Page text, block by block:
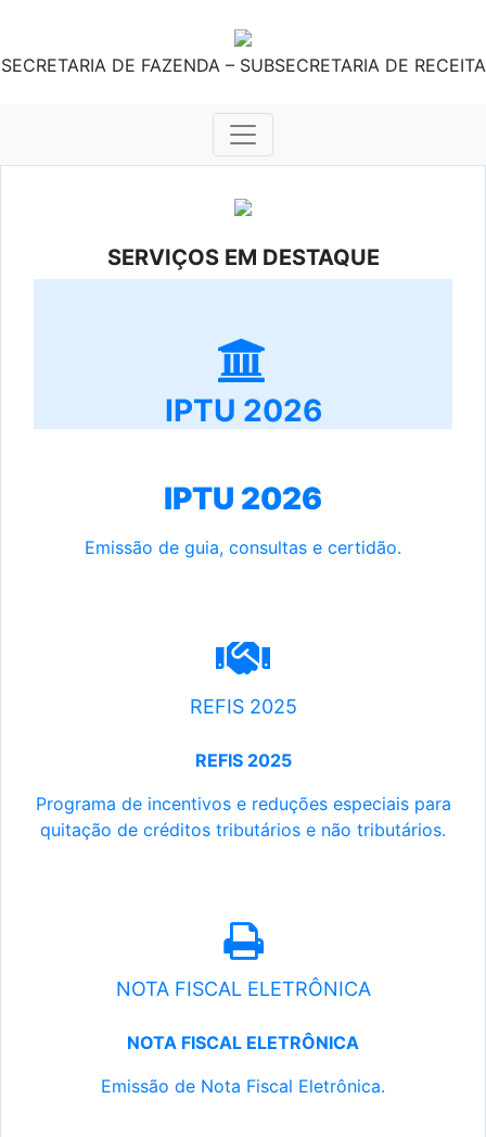
SECRETARIA DE FAZENDA – SUBSECRETARIA DE RECEITA
SERVIÇOS EM DESTAQUE
IPTU 2026
IPTU 2026
Emissão de guia, consultas e certidão.
REFIS 2025
REFIS 2025
Programa de incentivos e reduções especiais para
quitação de créditos tributários e não tributários.
NOTA FISCAL ELETRÔNICA
NOTA FISCAL ELETRÔNICA
Emissão de Nota Fiscal Eletrônica.